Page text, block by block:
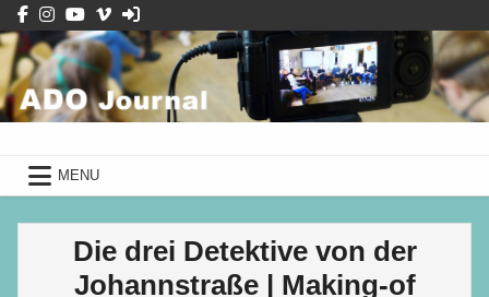
Skip
to
content
ADO Journal
mit Schüler*innen des Albrecht-
Dürer-Gymnasiums
MENU
Die drei Detektive von der
Johannstraße | Making-of